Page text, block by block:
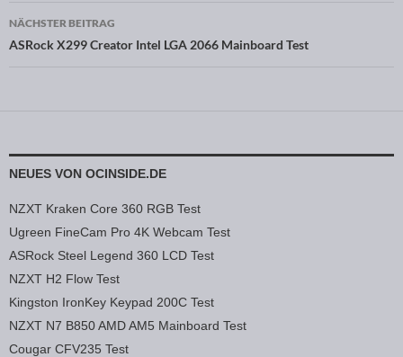
NÄCHSTER BEITRAG
ASRock X299 Creator Intel LGA 2066 Mainboard Test
NEUES VON OCINSIDE.DE
NZXT Kraken Core 360 RGB Test
Ugreen FineCam Pro 4K Webcam Test
ASRock Steel Legend 360 LCD Test
NZXT H2 Flow Test
Kingston IronKey Keypad 200C Test
NZXT N7 B850 AMD AM5 Mainboard Test
Cougar CFV235 Test